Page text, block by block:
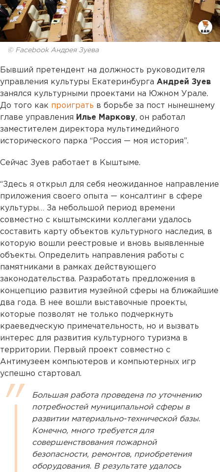
© Facebook Андрея Зуева
Бывший претендент на должность руководителя
управления культуры Екатеринбурга Андрей Зуев
занялся культурными проектами на Южном Урале.
До того как проиграть в борьбе за пост нынешнему
главе управления Илье Маркову, он работал
заместителем директора мультимедийного
исторического парка “Россия — моя история”.
Сейчас Зуев работает в Кыштыме.
“Здесь я открыл для себя неожиданное направление
приложения своего опыта — консалтинг в сфере
культуры… За небольшой период времени
совместно с кыштымскими коллегами удалось
составить карту объектов культурного наследия, в
которую вошли реестровые и вновь выявленные
объекты. Определить направления работы с
памятниками в рамках действующего
законодательства. Разработать предложения в
концепцию развития музейной сферы на ближайшие
два года. В нее вошли выставочные проекты,
которые позволят не только подчеркнуть
краеведческую примечательность, но и вызвать
интерес для развития культурного туризма в
территории. Первый проект совместно с
Антимузеем компьютеров и компьютерных игр
успешно стартовал.
Большая работа проведена по уточнению
потребностей муниципальной сферы в
развитии материально-технической базы.
Конечно, много требуется для
совершенствования пожарной
безопасности, ремонтов, приобретения
оборудования. В результате удалось